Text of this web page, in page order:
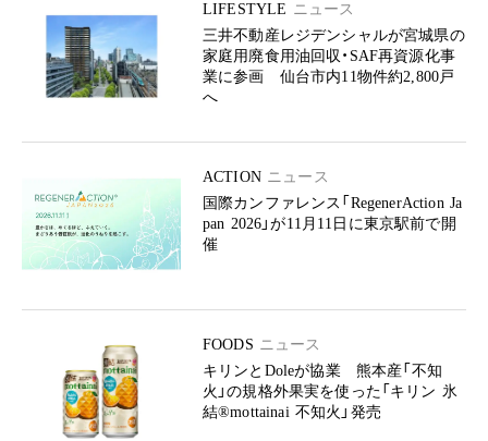
LIFESTYLE ニュース
三井不動産レジデンシャルが宮城県の
家庭用廃食用油回収・SAF再資源化事
業に参画 仙台市内11物件約2,800戸
へ
ACTION ニュース
国際カンファレンス「RegenerAction Ja
pan 2026」が11月11日に東京駅前で開
催
FOODS ニュース
キリンとDoleが協業 熊本産「不知
火」の規格外果実を使った「キリン 氷
結®mottainai 不知火」発売